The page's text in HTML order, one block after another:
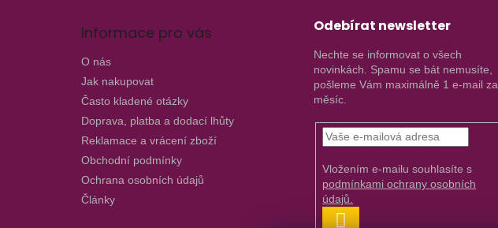
Informace pro vás
O nás
Jak nakupovat
Často kladené otázky
Doprava, platba a dodací lhůty
Reklamace a vrácení zboží
Obchodní podmínky
Ochrana osobních údajů
Články
Odebírat newsletter
Nechte se informovat o všech
novinkách. Spamu se bát nemusíte,
pošleme Vám maximálně 1 e-mail za
měsíc.
Vložením e-mailu souhlasíte s
podmínkami ochrany osobních
údajů.
PŘIHLÁSIT